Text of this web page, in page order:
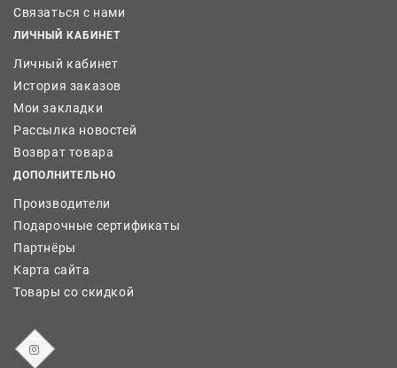
Связаться с нами
ЛИЧНЫЙ КАБИНЕТ
Личный кабинет
История заказов
Мои закладки
Рассылка новостей
Возврат товара
ДОПОЛНИТЕЛЬНО
Производители
Подарочные сертификаты
Партнёры
Карта сайта
Товары со скидкой